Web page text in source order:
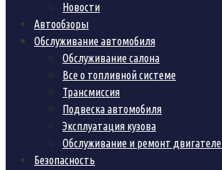
Новости
Автообзоры
Обслуживание автомобиля
Обслуживание салона
Все о топливной системе
Трансмиссия
Подвеска автомобиля
Эксплуатация кузова
Обслуживание и ремонт
Безопасность